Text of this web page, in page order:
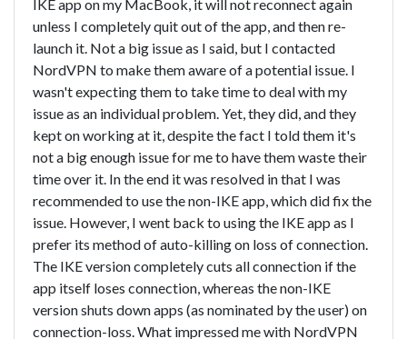
IKE app on my MacBook, it will not reconnect again
unless I completely quit out of the app, and then re-
launch it. Not a big issue as I said, but I contacted
NordVPN to make them aware of a potential issue. I
wasn't expecting them to take time to deal with my
issue as an individual problem. Yet, they did, and they
kept on working at it, despite the fact I told them it's
not a big enough issue for me to have them waste their
time over it. In the end it was resolved in that I was
recommended to use the non-IKE app, which did fix the
issue. However, I went back to using the IKE app as I
prefer its method of auto-killing on loss of connection.
The IKE version completely cuts all connection if the
app itself loses connection, whereas the non-IKE
version shuts down apps (as nominated by the user) on
connection-loss. What impressed me with NordVPN